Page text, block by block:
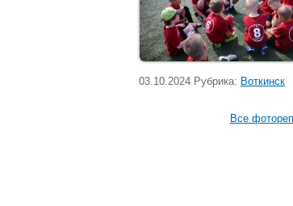
03.10.2024 Рубрика: Воткинск
Все